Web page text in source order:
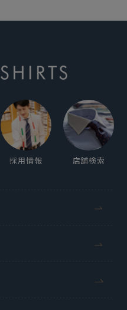
採用情報 店舗検索